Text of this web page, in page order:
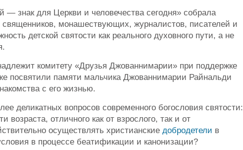
— знак для Церкви и человечества сегодня» собрала
священников, монашествующих, журналистов, писателей и
детской святости как реального духовного пути, а не
комитету «Друзья Джованнимарии» при поддержке
посвятили памяти мальчика Джованнимарии Райнальди
с его жизнью.
деликатных вопросов современного богословия святости:
возраста, отличного как от взрослого, так и от
осуществлять христианские добродетели в
в процессе беатификации и канонизации?